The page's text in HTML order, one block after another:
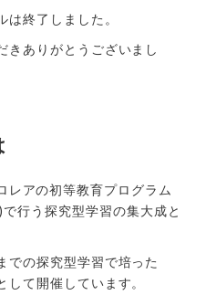
終了しました。
ありがとうございまし
アの初等教育プログラム
行う探究型学習の集大成と
での探究型学習で培った
て開催しています。